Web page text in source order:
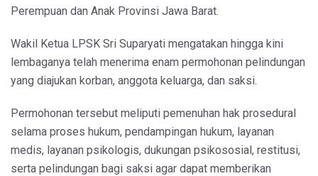
Perempuan dan Anak Provinsi Jawa Barat.
Wakil Ketua LPSK Sri Suparyati mengatakan hingga kini
lembaganya telah menerima enam permohonan pelindungan
yang diajukan korban, anggota keluarga, dan saksi.
Permohonan tersebut meliputi pemenuhan hak prosedural
selama proses hukum, pendampingan hukum, layanan
medis, layanan psikologis, dukungan psikososial, restitusi,
serta pelindungan bagi saksi agar dapat memberikan